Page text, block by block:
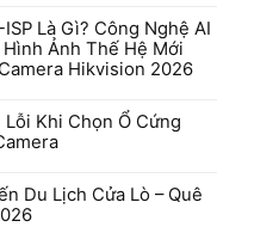
Là Gì? Công Nghệ AI
Hình Ảnh Thế Hệ Mới
Hikvision 2026
Lỗi Khi Chọn Ổ Cứng
Du Lịch Cửa Lò – Quê